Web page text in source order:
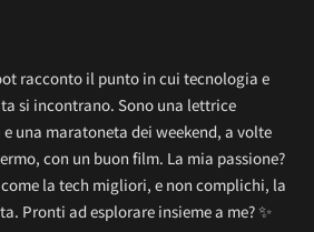
racconto il punto in cui tecnologia e
si incontrano. Sono una lettrice
una maratoneta dei weekend, a volte
con un buon film. La mia passione?
la tech migliori, e non complichi, la
Pronti ad esplorare insieme a me? ✨